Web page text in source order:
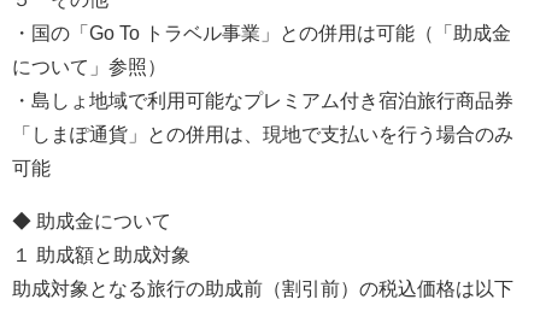
・国の「Go To トラベル事業」との併用は可能（「助成金
について」参照）
・島しょ地域で利用可能なプレミアム付き宿泊旅行商品券
「しまぽ通貨」との併用は、現地で支払いを行う場合のみ
可能
◆ 助成金について
１ 助成額と助成対象
助成対象となる旅行の助成前（割引前）の税込価格は以下